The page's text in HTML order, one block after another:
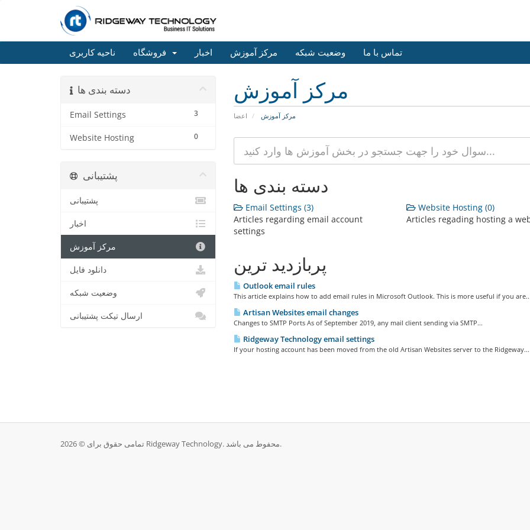
ناحیه کاربری اخبار مرکز آموزش وضعیت شبکه تماس با ما
مرکز آموزش
اعضا مرکز آموزش
دسته بندی ها
3
Email Settings
0
Website Hosting
دسته بندی ها
Email Settings (3)
Articles regarding email account
settings
Website Hosting (0)
Articles regading hosting a
پربازدید ترین
Outlook email rules
This article explains how to add email rules in Microsoft Outlook. This is more useful if you
Artisan Websites email changes
Changes to SMTP Ports As of September 2019, any mail client sending via SMTP...
Ridgeway Technology email settings
If your hosting account has been moved from the old Artisan Websites server to the Ridgeway...
پشتیبانی
پشتیبانی
اخبار
مرکز آموزش
دانلود فایل
وضعیت شبکه
ارسال تیکت پشتیبانی
تمامی حقوق برای © 2026 Ridgeway Technology. محفوط می باشد.